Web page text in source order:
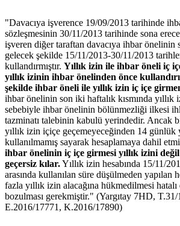
"Davacıya işverence 19/09/2013 tarihinde
sözleşmesinin 30/11/2013 tarihinde sona
işveren diğer taraftan davacıya ihbar önelinin
gelecek şekilde 15/11/2013-30/11/2013
kullandırmıştır. Yıllık izin ile ihbar öneli iç
yıllık izinin ihbar önelinden önce
şekilde ihbar öneli ile yıllık izin iç içe
ihbar önelinin son iki haftalık kısmında yıllık
sebebiyle ihbar önelinin bölünmezliği ilkesi
tazminatı talebinin kabulü yerindedir. Ancak
yıllık izin içiçe geçemeyeceğinden 14 günlük
kullanılmamış sayarak hesaplamaya dahil
ihbar önelinin iç içe girmesi yıllık izini
geçersiz kılar.Yıllık izin hesabında 15/11/
arasında kullanılan süre düşülmeden yapılan
fazla yıllık izin alacağına hükmedilmesi hatalı
bozulması gerekmiştir." (Yargıtay 7HD, T.31/
E.2016/17771, K.2016/17890)